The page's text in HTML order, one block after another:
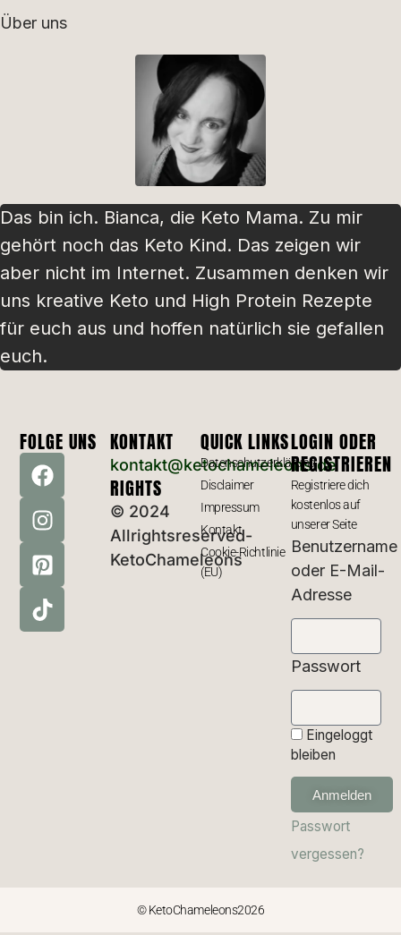
Über uns
Das bin ich. Bianca, die Keto Mama. Zu mir
gehört noch das Keto Kind. Das zeigen wir
aber nicht im Internet. Zusammen denken wir
uns kreative Keto und High Protein Rezepte
für euch aus und hoffen natürlich sie gefallen
euch.
FOLGE UNS KONTAKT
kontakt@ketochameleons.de
RIGHTS
© 2024
Allrightsreserved-
KetoChameleons
QUICK LINKS
Datenschutzerklärung
Disclaimer
Impressum
Kontakt
Cookie-Richtlinie
(EU)
LOGIN ODER
REGISTRIEREN
Registriere dich
kostenlos auf
unserer Seite
Benutzername
oder E-Mail-
Adresse
Passwort
Eingeloggt
bleiben
Anmelden
Passwort
vergessen?
© KetoChameleons2026